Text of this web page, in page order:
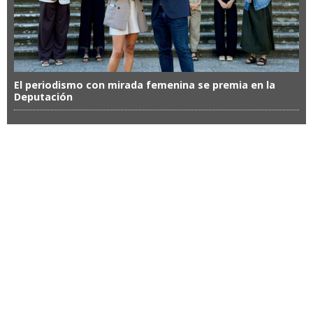
El periodismo con mirada femenina se premia en la
Deputación